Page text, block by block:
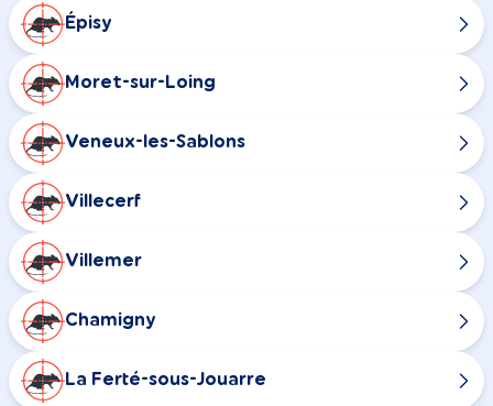
Épisy
Moret-sur-Loing
Veneux-les-Sablons
Villecerf
Villemer
Chamigny
La Ferté-sous-Jouarre